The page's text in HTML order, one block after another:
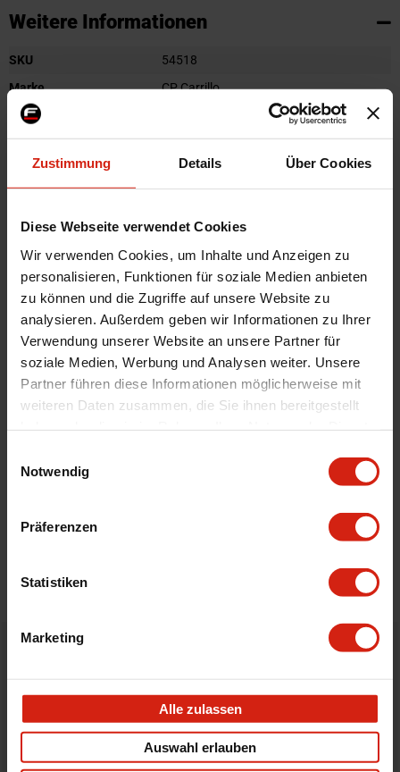
Zustimmung Details Über Cookies
Diese Webseite verwendet Cookies
Wir verwenden Cookies, um Inhalte und Anzeigen zu
personalisieren, Funktionen für soziale Medien anbieten
zu können und die Zugriffe auf unsere Website zu
analysieren. Außerdem geben wir Informationen zu Ihrer
Verwendung unserer Website an unsere Partner für
soziale Medien, Werbung und Analysen weiter. Unsere
Partner führen diese Informationen möglicherweise mit
weiteren Daten zusammen, die Sie ihnen bereitgestellt
Notwendig
Präferenzen
Statistiken
Marketing
Alle zulassen
Auswahl erlauben
Weitere Informationen
Weitere
SKU
54518
Marke
CP Carrillo
Herstellercode
Montagematerial
Nein
Menge
1 Stück
Automarkenname
Honda
Automodell Name
Civic,Del Sol
Product Line
Performance
Durchmesser
76 mm
Technische Daten
D16Z: 1.6i 16v V-TEC
Geeignet Für
Bewertungen
STELLE EINE FRAGE
Nicht zufrieden?
Du hast immer eine 14-tägige Rückgabefrist um deine
Bestellung zurück zu geben.